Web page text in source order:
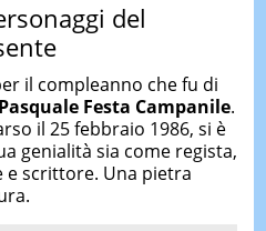
del
il compleanno che fu di
Pasquale Festa Campanile.
il 25 febbraio 1986, si è
genialità sia come regista,
e scrittore. Una pietra